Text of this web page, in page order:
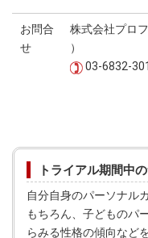
お問合
せ
株式会社プロ
）
03-6832-
トライアル期間中
自分自身のパーソナル
もちろん、子どものパ
らみる性格の傾向など